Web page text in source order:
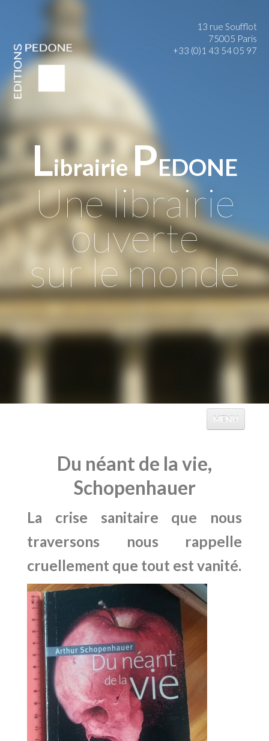
13 rue Soufflot
75005 Paris
+33 (0)1 43 54 05 97
LibrairiePEDONE
Une librairie
ouverte
sur le monde
MENU
ÉVÉNEMENTS
TABLES
CATALOGUES
Du néant de la vie,
Schopenhauer
La crise sanitaire que nous
traversons nous rappelle
cruellement que tout est vanité.